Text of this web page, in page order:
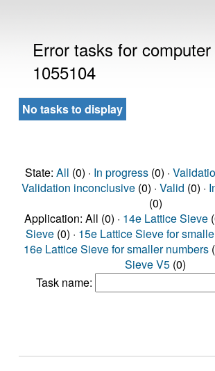
Error tasks for computer
1055104
No tasks to display
State: All (0) · In progress(0) ·
Validation inconclusive(0) · Valid (0) ·
(0)
Application: All (0) · 14e Lattice Sieve
Sieve (0) · 15e Lattice Sieve for
16e Lattice Sieve for smaller numbers
Sieve V5 (0)
Task name: